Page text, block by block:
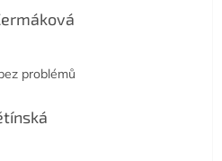
je 5 z 5 hvězdiček.
problémů
je 5 z 5 hvězdiček.